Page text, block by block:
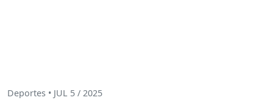
Deportes • JUL 5 / 2025